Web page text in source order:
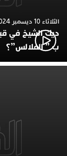
الثلاثاء 10 ديسمبر 2024 - 4:54
ديك الشيخ في
ب ” الفلالس”؟